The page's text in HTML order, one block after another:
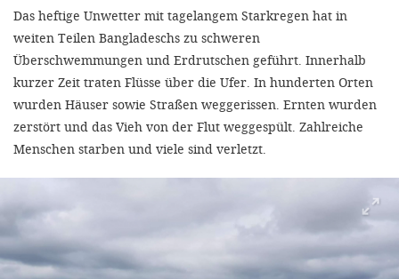
Das heftige Unwetter mit tagelangem Starkregen hat in
weiten Teilen Bangladeschs zu schweren
Überschwemmungen und Erdrutschen geführt. Innerhalb
kurzer Zeit traten Flüsse über die Ufer. In hunderten Orten
wurden Häuser sowie Straßen weggerissen. Ernten wurden
zerstört und das Vieh von der Flut weggespült. Zahlreiche
Menschen starben und viele sind verletzt.
'Cookie-
Impressum
ALLEN